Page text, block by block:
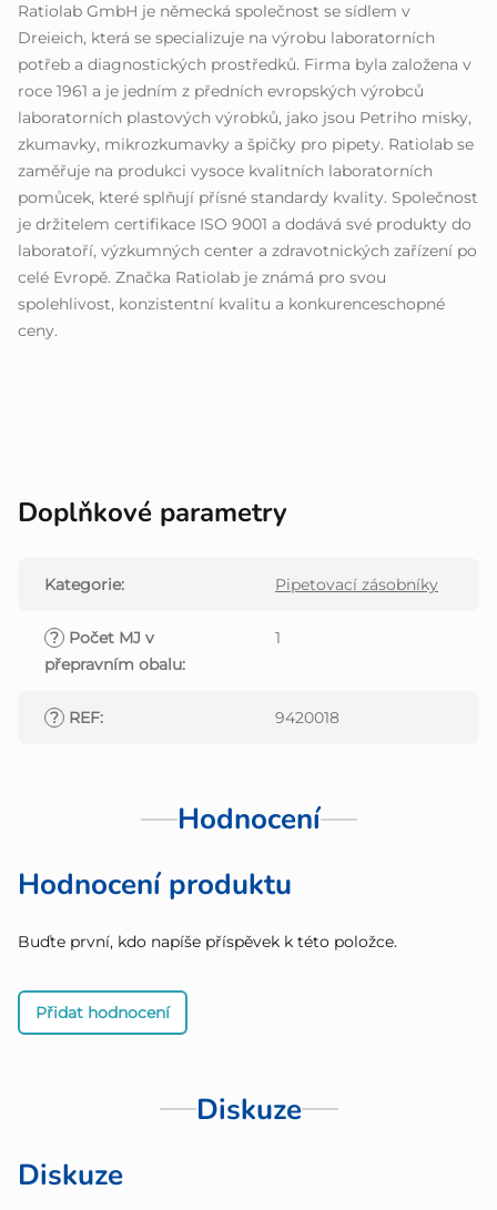
Ratiolab GmbH je německá společnost se sídlem v
Dreieich, která se specializuje na výrobu laboratorních
potřeb a diagnostických prostředků. Firma byla založena v
roce 1961 a je jedním z předních evropských výrobců
laboratorních plastových výrobků, jako jsou Petriho misky,
zkumavky, mikrozkumavky a špičky pro pipety. Ratiolab se
zaměřuje na produkci vysoce kvalitních laboratorních
pomůcek, které splňují přísné standardy kvality. Společnost
je držitelem certifikace ISO 9001 a dodává své produkty do
laboratoří, výzkumných center a zdravotnických zařízení po
celé Evropě. Značka Ratiolab je známá pro svou
spolehlivost, konzistentní kvalitu a konkurenceschopné
ceny.
Doplňkové parametry
Kategorie: Pipetovací zásobníky
? Počet MJ v
přepravním obalu:
1
? REF: 9420018
Hodnocení
Hodnocení produktu
Buďte první, kdo napíše příspěvek k této položce.
Přidat hodnocení
Diskuze
Diskuze